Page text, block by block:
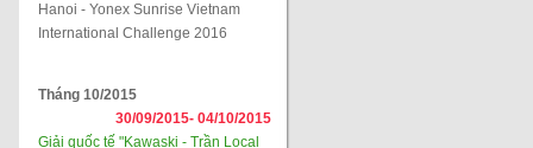
Hanoi - Yonex Sunrise Vietnam
International Challenge 2016
Tháng 10/2015
30/09/2015- 04/10/2015
Giải quốc tế "Kawaski - Trần Local